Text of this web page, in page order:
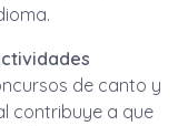
de canto y
contribuye a que